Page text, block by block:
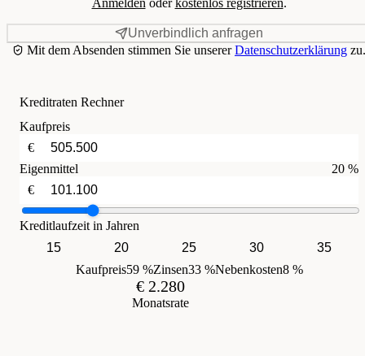
Anmelden oder kostenlos registrieren.
Unverbindlich anfragen
Mit dem Absenden stimmen Sie unsererDatenschutzerklärung zu.
Kreditraten Rechner
Kaufpreis
€
Eigenmittel
20 %
€
Kreditlaufzeit in Jahren
15
20 25 30
35
Kaufpreis59 %Zinsen33 %Nebenkosten8 %
€ 2.280
Monatsrate